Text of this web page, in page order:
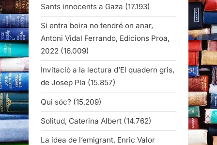
Sants innocents a Gaza (17.193)
Si entra boira no tendré on anar,
Antoni Vidal Ferrando, Edicions Proa,
2022 (16.009)
Invitació a la lectura d’El quadern gris,
de Josep Pla (15.857)
Qui sóc? (15.209)
Solitud, Caterina Albert (14.762)
La idea de l’emigrant, Enric Valor